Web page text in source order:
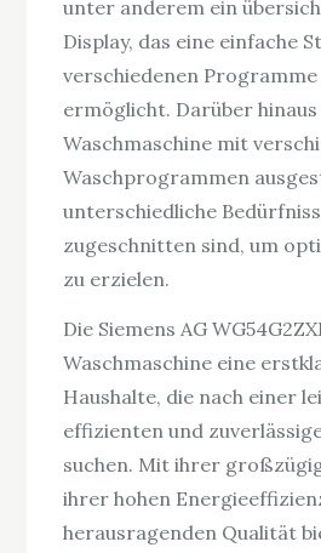
unter anderem ein
Display, das eine einfache
verschiedenen
ermöglicht. Darüber
Waschmaschine mit
Waschprogrammen
unterschiedliche
zugeschnitten sind, um
zu erzielen.
Die Siemens AG
Waschmaschine eine
Haushalte, die nach einer
effizienten und
suchen. Mit ihrer
ihrer hohen
herausragenden Qualität